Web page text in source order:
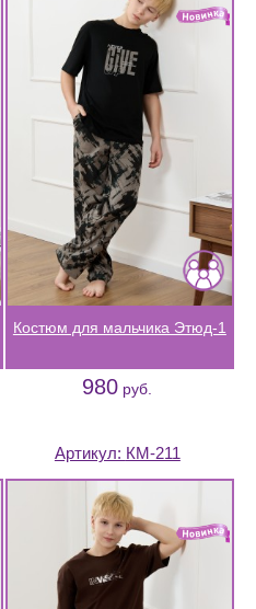
Костюм для мальчика Этюд-1
980 руб.
Артикул: КМ-211